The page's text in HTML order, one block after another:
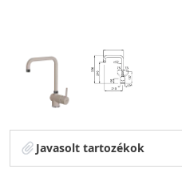
Javasolt tartozékok